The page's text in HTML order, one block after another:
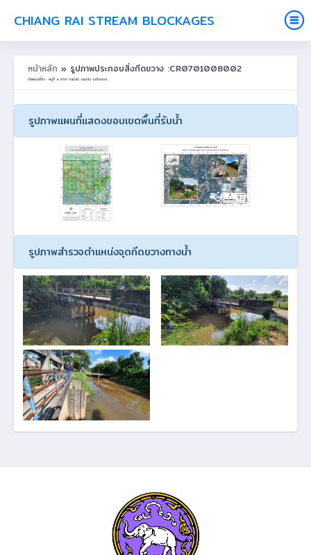
CHIANG RAI STREAM BLOCKAGES
หน้าหลัก » รูปภาพประกอบสิ่งกีดขวาง :CR0701008002
ตำแหน่งที่ตั้ง : หมู่ที่ 8 ศาลา ต.แม่จัน อ.แม่จัน จ.เชียงราย
รูปภาพแผนที่แสดงขอบเขตพื้นที่รับน้ำ
รูปภาพสำรวจตำแหน่งจุดกีดขวางทางน้ำ